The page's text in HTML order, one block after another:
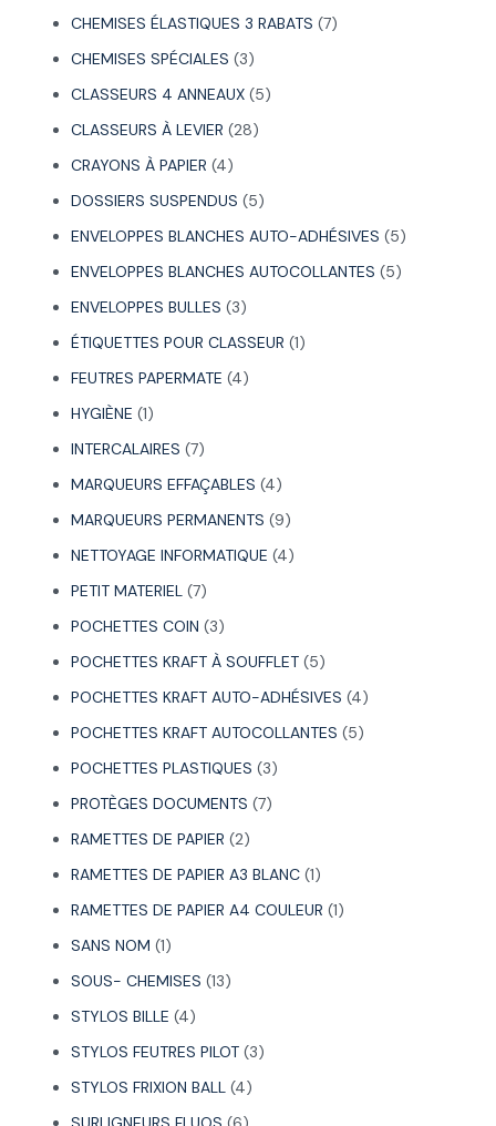
CHEMISES ÉLASTIQUES 3 RABATS 7
CHEMISES SPÉCIALES
3
CLASSEURS 4 ANNEAUX 5
CLASSEURS À LEVIER 28
CRAYONS À PAPIER 4
DOSSIERS SUSPENDUS
5
ENVELOPPES BLANCHES AUTO-ADHÉSIVES
5
ENVELOPPES BLANCHES AUTOCOLLANTES
5
ENVELOPPES BULLES
3
ÉTIQUETTES POUR CLASSEUR 1
FEUTRES PAPERMATE 4
HYGIÈNE 1
INTERCALAIRES 7
MARQUEURS EFFAÇABLES 4
MARQUEURS PERMANENTS
9
NETTOYAGE INFORMATIQUE 4
PETIT MATERIEL 7
POCHETTES COIN
3
POCHETTES KRAFT À SOUFFLET 5
POCHETTES KRAFT AUTO-ADHÉSIVES 4
POCHETTES KRAFT AUTOCOLLANTES
5
POCHETTES PLASTIQUES
3
PROTÈGES DOCUMENTS 7
RAMETTES DE PAPIER 2
RAMETTES DE PAPIER A3 BLANC 1
RAMETTES DE PAPIER A4 COULEUR 1
SANS NOM 1
SOUS- CHEMISES 13
STYLOS BILLE 4
STYLOS FEUTRES PILOT 3
STYLOS FRIXION BALL 4